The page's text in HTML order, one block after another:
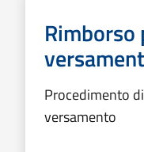
Rimborso
Procedimento
versamento